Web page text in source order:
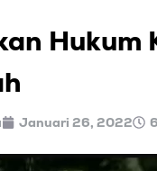
Hukum
Januari 26, 2022